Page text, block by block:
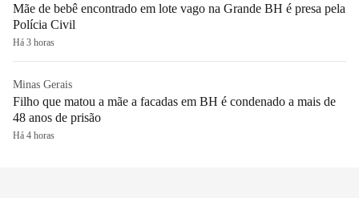
Mãe de bebê encontrado em lote vago na Grande BH é presa pela
Polícia Civil
Há 3 horas
Minas Gerais
Filho que matou a mãe a facadas em BH é condenado a mais de
48 anos de prisão
Há 4 horas